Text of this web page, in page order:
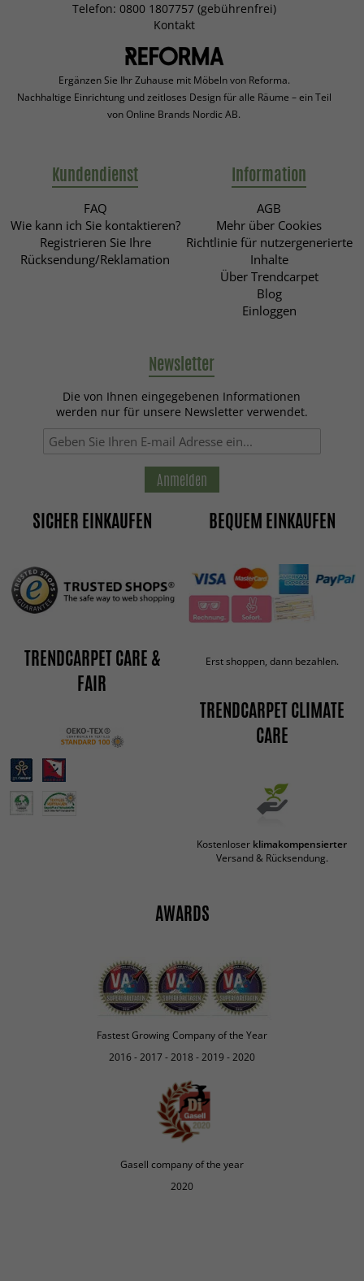
Telefon: 0800 1807757 (gebührenfrei)
Kontakt
Ergänzen Sie Ihr Zuhause mit Möbeln von Reforma.
Nachhaltige Einrichtung und zeitloses Design für alle Räume – ein Teil
von Online Brands Nordic AB.
Kundendienst
FAQ
Wie kann ich Sie kontaktieren?
Registrieren Sie Ihre
Rücksendung/Reklamation
Information
AGB
Mehr über Cookies
Richtlinie für nutzergenerierte
Inhalte
Über Trendcarpet
Blog
Einloggen
Newsletter
Die von Ihnen eingegebenen Informationen
werden nur für unsere Newsletter verwendet.
Anmelden
SICHER EINKAUFEN
TRENDCARPET CARE &
FAIR
BEQUEM EINKAUFEN
Erst shoppen, dann bezahlen.
TRENDCARPET CLIMATE
CARE
Kostenloser klimakompensierter
Versand & Rücksendung.
AWARDS
Fastest Growing Company of the Year
2016 - 2017 - 2018 - 2019 - 2020
Gasell company of the year
2020